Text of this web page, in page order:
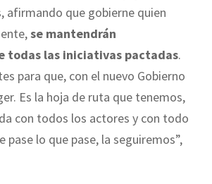
afirmando que gobierne quien
se mantendrán
todas las iniciativas pactadas.
para que, con el nuevo Gobierno
Es la hoja de ruta que tenemos,
con todos los actores y con todo
pase lo que pase, la seguiremos”,